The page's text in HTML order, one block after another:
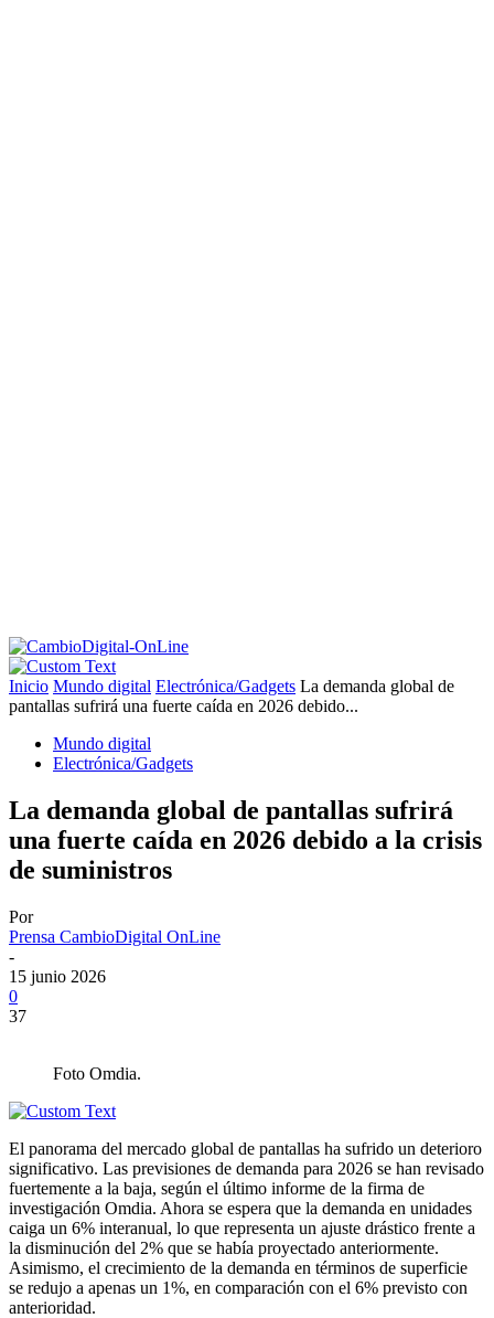
Inicio Mundo digital Electrónica/Gadgets La demanda global de
pantallas sufrirá una fuerte caída en 2026 debido...
Mundo digital
Electrónica/Gadgets
La demanda global de pantallas sufrirá
una fuerte caída en 2026 debido a la crisis
de suministros
Por
Prensa CambioDigital OnLine
-
15 junio 2026
0
37
Foto Omdia.
El panorama del mercado global de pantallas ha sufrido un deterioro
significativo. Las previsiones de demanda para 2026 se han revisado
fuertemente a la baja, según el último informe de la firma de
investigación Omdia. Ahora se espera que la demanda en unidades
caiga un 6% interanual, lo que representa un ajuste drástico frente a
la disminución del 2% que se había proyectado anteriormente.
Asimismo, el crecimiento de la demanda en términos de superficie
se redujo a apenas un 1%, en comparación con el 6% previsto con
anterioridad.